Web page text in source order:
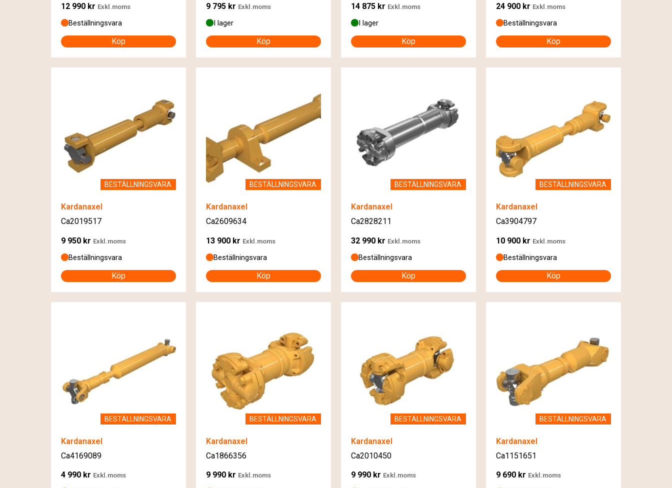
12 990 kr Exkl.moms
Beställningsvara
Köp
9 795 kr Exkl.moms
I lager
Köp
14 875 kr Exkl.moms
I lager
Köp
24 900 kr Exkl.moms
Beställningsvara
Köp
BESTÄLLNINGSVARA
Kardanaxel
Ca2019517
9 950 kr Exkl.moms
Beställningsvara
Köp
BESTÄLLNINGSVARA
Kardanaxel
Ca2609634
13 900 kr Exkl.moms
Beställningsvara
Köp
BESTÄLLNINGSVARA
Kardanaxel
Ca2828211
32 990 kr Exkl.moms
Beställningsvara
Köp
BESTÄLLNINGSVARA
Kardanaxel
Ca3904797
10 900 kr Exkl.moms
Beställningsvara
Köp
BESTÄLLNINGSVARA
Kardanaxel
Ca4169089
4 990 kr Exkl.moms
BESTÄLLNINGSVARA
Kardanaxel
Ca1866356
9 990 kr Exkl.moms
BESTÄLLNINGSVARA
Kardanaxel
Ca2010450
9 990 kr Exkl.moms
BESTÄLLNINGSVARA
Kardanaxel
Ca1151651
9 690 kr Exkl.moms